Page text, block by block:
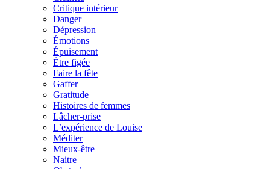
Critique intérieur
Danger
Dépression
Émotions
Épuisement
Être figée
Faire la fête
Gaffer
Gratitude
Histoires de femmes
Lâcher-prise
L’expérience de Louise
Méditer
Mieux-être
Naitre